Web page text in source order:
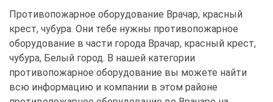
Противопожарное оборудование Врачар, красный
крест, чубура. Они тебе нужны противопожарное
оборудование в части города Врачар, красный крест,
чубура, Белый город. В нашей категории
противопожарное оборудование вы можете найти
всю информацию и компании в этом районе